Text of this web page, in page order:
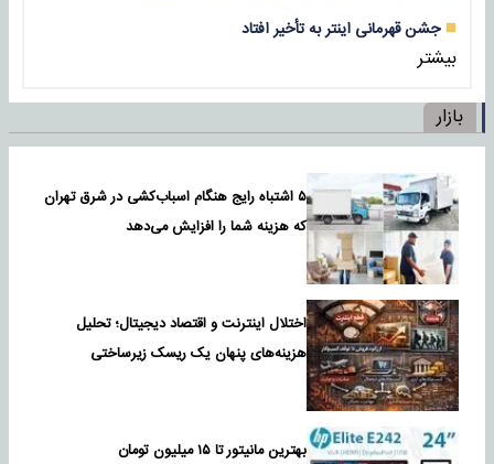
جشن قهرمانی اینتر به تأخیر افتاد
بیشتر
بازار
۵ اشتباه رایج هنگام اسباب‌کشی در شرق تهران
که هزینه شما را افزایش می‌دهد
اختلال اینترنت و اقتصاد دیجیتال؛ تحلیل
هزینه‌های پنهان یک ریسک زیرساختی
بهترین مانیتور تا ۱۵ میلیون تومان